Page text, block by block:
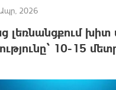
2026
լեռնանցքում
10-15